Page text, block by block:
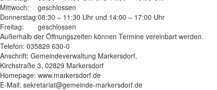
Mittwoch:
geschlossen
Donnerstag:08:30 – 11:30 Uhr und 14:00 – 17:00 Uhr
Freitag:
geschlossen
Außerhalb der Öffnungszeiten können Termine vereinbart werden.
Telefon: 035829 630-0
Anschrift: Gemeindeverwaltung Markersdorf,
Kirchstraße 3, 02829 Markersdorf
Homepage: www.markersdorf.de
E-Mail: sekretariat@gemeinde-markersdorf.de